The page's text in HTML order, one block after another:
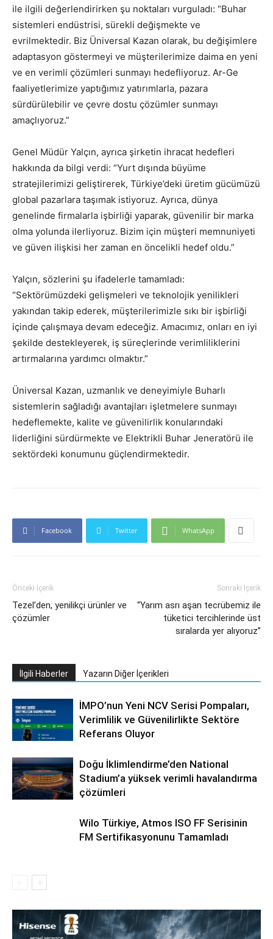
ile ilgili değerlendirirken şu noktaları vurguladı: “Buhar
sistemleri endüstrisi, sürekli değişmekte ve
evrilmektedir. Biz Üniversal Kazan olarak, bu değişimlere
adaptasyon göstermeyi ve müşterilerimize daima en yeni
ve en verimli çözümleri sunmayı hedefliyoruz. Ar-Ge
faaliyetlerimize yaptığımız yatırımlarla, pazara
sürdürülebilir ve çevre dostu çözümler sunmayı
amaçlıyoruz.”
Genel Müdür Yalçın, ayrıca şirketin ihracat hedefleri
hakkında da bilgi verdi: “Yurt dışında büyüme
stratejilerimizi geliştirerek, Türkiye’deki üretim gücümüzü
global pazarlara taşımak istiyoruz. Ayrıca, dünya
genelinde firmalarla işbirliği yaparak, güvenilir bir marka
olma yolunda ilerliyoruz. Bizim için müşteri memnuniyeti
ve güven ilişkisi her zaman en öncelikli hedef oldu.”
Yalçın, sözlerini şu ifadelerle tamamladı:
“Sektörümüzdeki gelişmeleri ve teknolojik yenilikleri
yakından takip ederek, müşterilerimizle sıkı bir işbirliği
içinde çalışmaya devam edeceğiz. Amacımız, onları en iyi
şekilde destekleyerek, iş süreçlerinde verimliliklerini
artırmalarına yardımcı olmaktır.”
Üniversal Kazan, uzmanlık ve deneyimiyle Buharlı
sistemlerin sağladığı avantajları işletmelere sunmayı
hedeflemekte, kalite ve güvenilirlik konularındaki
liderliğini sürdürmekte ve Elektrikli Buhar Jeneratörü ile
sektördeki konumunu güçlendirmektedir.
Facebook Twitter WhatsApp
Önceki İçerik
Tezel’den, yenilikçi ürünler ve
çözümler
Sonraki İçerik
“Yarım asrı aşan tecrübemiz ile
tüketici tercihlerinde üst
sıralarda yer alıyoruz”
İlgili Haberler Yazarın Diğer İçerikleri
İMPO’nun Yeni NCV Serisi Pompaları,
Verimlilik ve Güvenilirlikte Sektöre
Referans Oluyor
Doğu İklimlendirme’den National
Stadium’a yüksek verimli havalandırma
çözümleri
Wilo Türkiye, Atmos ISO FF Serisinin
FM Sertifikasyonunu Tamamladı